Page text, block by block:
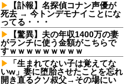
【訃報】名探偵コナン声優が
死去 → 今トンデモナイことにな
ってる・・・
【驚異】夫の年収1400万の妻
がランチに使う金額がこちらで
すｗｗｗｗｗｗｗｗｗ
「生まれてない子は覚えてな
いw」妻に堕胎させたことを忘れ
開き直るクソ叔父→その場にい